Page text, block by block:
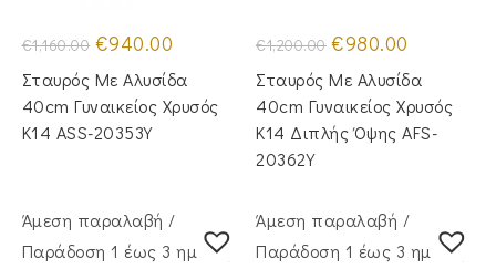
€1,160.00 Original
price
was:
€1,160.00.
€940.00
τιμή
είναι:
€940.00.
Σταυρός Με Αλυσίδα
40cm Γυναικείος Χρυσός
Κ14 ASS-20353Y
€1,200.00 Original
price
was:
€1,200.00.
€980.00
τιμή
είναι:
€980.00.
Σταυρός Mε Aλυσίδα
40cm Γυναικείος Χρυσός
Κ14 Διπλής Όψης AFS-
20362Y
Άμεση παραλαβή /
Παράδoση 1 έως 3 ημέρες
Άμεση παραλαβή /
Παράδoση 1 έως 3 ημέρες